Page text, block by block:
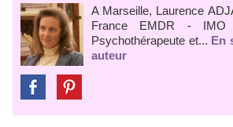
A Marseille, Laurence
France EMDR - IMO
Psychothérapeute et... En
auteur